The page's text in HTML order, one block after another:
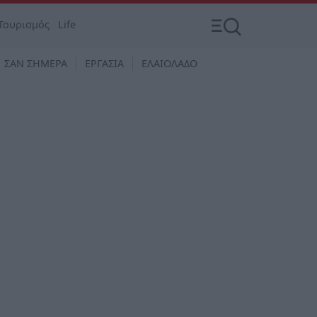
Life
ΣΑΝ ΣΗΜΕΡΑ ΕΡΓΑΣΙΑ ΕΛΑΙΟΛΑΔΟ